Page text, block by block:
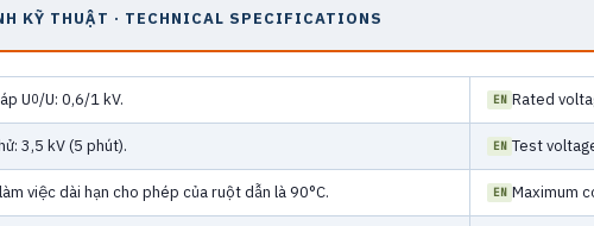
KỸ THUẬT · TECHNICAL SPECIFICATIONS
U0/U: 0,6/1 kV. Rated
3,5 kV (5 phút). Test
việc dài hạn cho phép của ruột dẫn là 90°C. Maximum